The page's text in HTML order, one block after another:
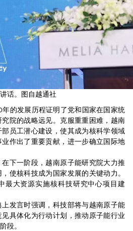
话。图自越通社
的发展历程证明了党和国家在国家统
院的战略远见。克服重重困难，越南
员工潜心建设，使其成为核科学领域
作出了重要贡献，进一步确立国际地
下一阶段，越南原子能研究院大力推
使核科技成为国家发展的关键动力。
最大资源实施核科技研究中心项目建
发言时强调，科技部将与越南原子能
具体化为行动计划，推动原子能行业
段。